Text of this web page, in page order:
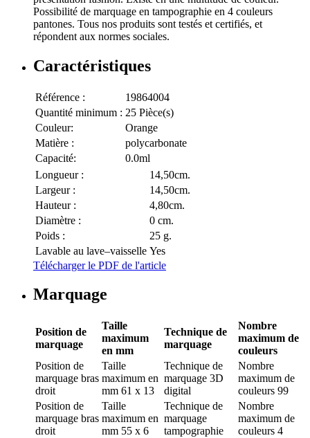
Possibilité de marquage en tampographie en 4 couleurs
pantones. Tous nos produits sont testés et certifiés, et
répondent aux normes sociales.
Caractéristiques
Référence :
19864004
Quantité minimum : 25 Pièce(s)
Couleur:
Orange
Matière :
polycarbonate
Capacité:
0.0ml
Longueur :
14,50cm.
Largeur :
14,50cm.
Hauteur :
4,80cm.
Diamètre :
0 cm.
Poids :
25 g.
Lavable au lave–vaisselle Yes
Télécharger le PDF de l'article
Marquage
Position de
marquage
Taille
maximum
en mm
Technique de
marquage
Nombre
maximum de
couleurs
Position de
marquage bras
droit
Taille
maximum en
mm 61 x 13
Technique de
marquage 3D
digital
Nombre
maximum de
couleurs 99
Position de
marquage bras
droit
Taille
maximum en
mm 55 x 6
Technique de
marquage
tampographie
Nombre
maximum de
couleurs 4